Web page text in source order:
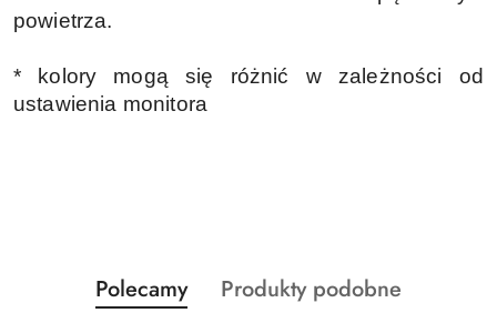
powietrza.
* kolory mogą się różnić w zależności od
ustawienia monitora
Pomiń karuzelę produktów
Produkty
Polecamy
Produkty
Produkty podobne